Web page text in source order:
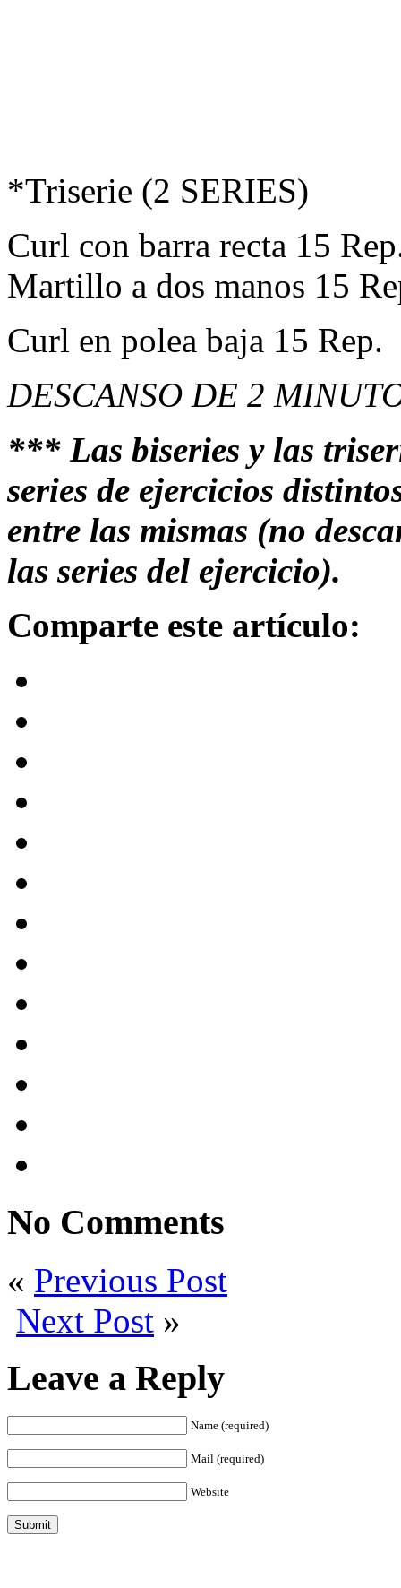
*Triserie (2 SERIES)
Curl con barra recta 15
Martillo a dos manos 15
Curl en polea baja 15 Rep.
DESCANSO DE 2
*** Las biseries y las
series de ejercicios
entre las mismas (no
las series del ejercicio).
Comparte este artículo:
No Comments
« Previous Post
Next Post »
Leave a Reply
Name (required)
Mail (required)
Website